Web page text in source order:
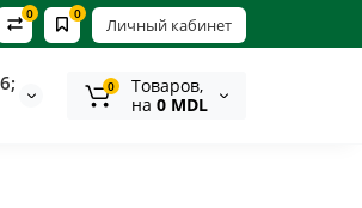
Личный кабинет
0
0
0
Tоваров,
на 0 MDL